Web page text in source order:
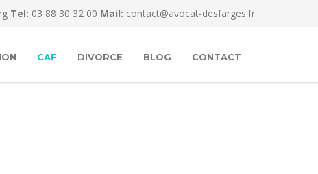
Tel: 03 88 30 32 00 Mail: contact@avocat-desfarges.fr
CAF DIVORCE BLOG CONTACT